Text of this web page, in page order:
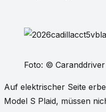
Foto: © Caranddriver
Auf elektrischer Seite
Model S Plaid, müssen